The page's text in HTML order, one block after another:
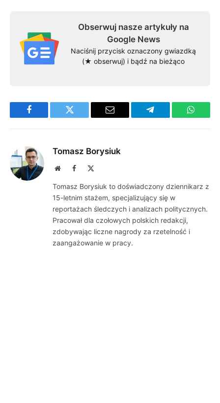
Obserwuj nasze artykuły na
Google News
Naciśnij przycisk oznaczony gwiazdką
(★ obserwuj) i bądź na bieżąco
Facebook Twitter Email Telegram
Tomasz Borysiuk
WebsiteFacebook
Tomasz Borysiuk to doświadczony dziennikarz z
15-letnim stażem, specjalizujący się w
reportażach śledczych i analizach politycznych.
Pracował dla czołowych polskich redakcji,
zdobywając liczne nagrody za rzetelność i
zaangażowanie w pracy.